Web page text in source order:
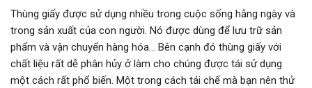
Thùng giấy được sử dụng nhiều trong cuộc sống hằng ngày và
trong sản xuất của con người. Nó được dùng để lưu trữ sản
phẩm và vận chuyển hàng hóa… Bên cạnh đó thùng giấy với
chất liệu rất dễ phân hủy ở làm cho chúng được tái sử dụng
một cách rất phổ biến. Một trong cách tái chế mà bạn nên thử